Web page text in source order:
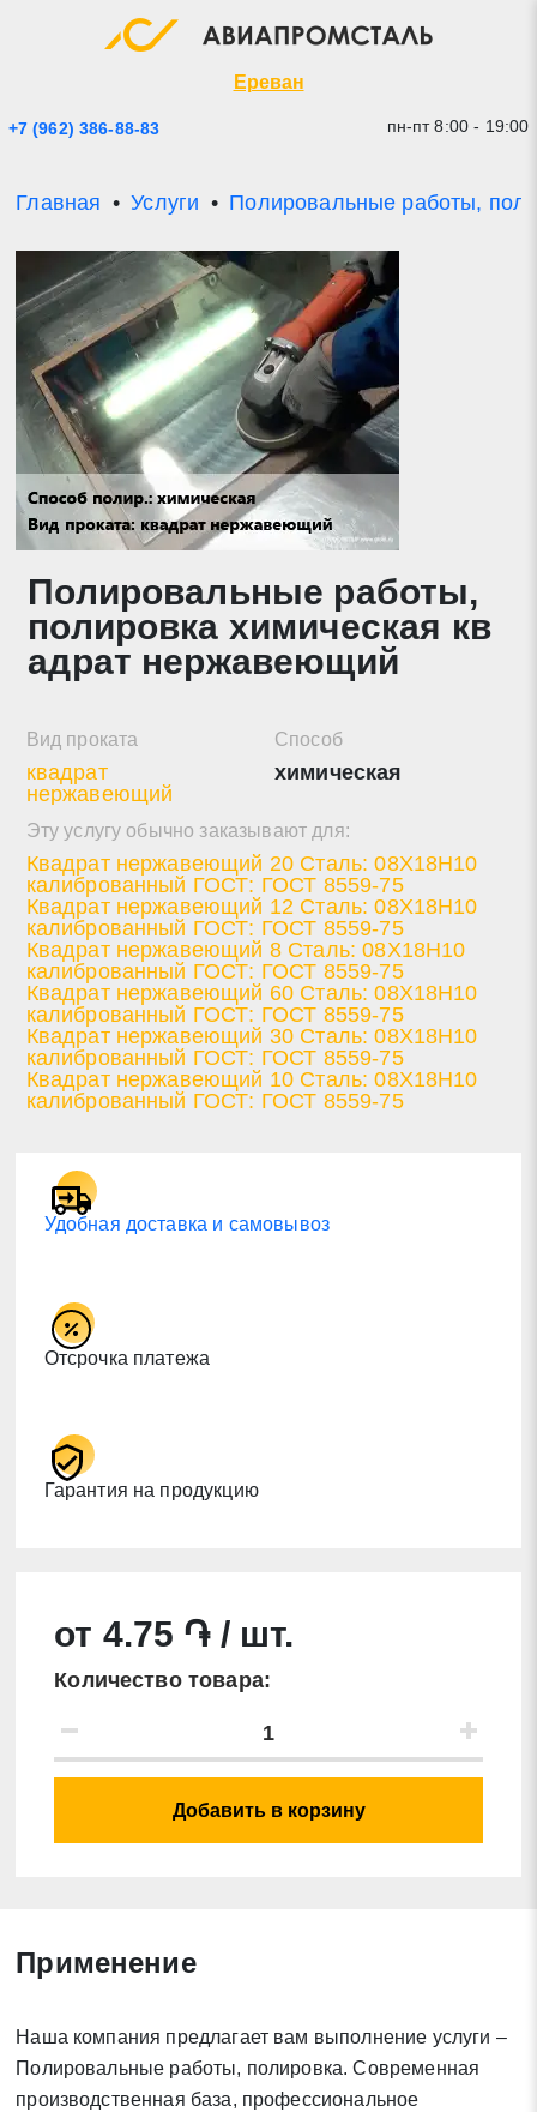
Ереван
+7 (962) 386-88-83 пн-пт 8:00 - 19:00
Главная Услуги Полировальные работы,
Полировальные работы,
полировка химическая кв
адрат нержавеющий
Вид проката
квадрат
нержавеющий
Способ
химическая
Эту услугу обычно заказывают для:
Квадрат нержавеющий 20 Сталь: 08Х18Н10
калиброванный ГОСТ: ГОСТ 8559-75
Квадрат нержавеющий 12 Сталь: 08Х18Н10
калиброванный ГОСТ: ГОСТ 8559-75
Квадрат нержавеющий 8 Сталь: 08Х18Н10
калиброванный ГОСТ: ГОСТ 8559-75
Квадрат нержавеющий 60 Сталь: 08Х18Н10
калиброванный ГОСТ: ГОСТ 8559-75
Квадрат нержавеющий 30 Сталь: 08Х18Н10
калиброванный ГОСТ: ГОСТ 8559-75
Квадрат нержавеющий 10 Сталь: 08Х18Н10
калиброванный ГОСТ: ГОСТ 8559-75
Удобная доставка и самовывоз
Отсрочка платежа
Гарантия на продукцию
от 4.75 ֏ / шт.
Количество товара:
Добавить в корзину
Применение
Наша компания предлагает вам выполнение услуги –
Полировальные работы, полировка. Современная
производственная база, профессиональное
Экспресс заявка
* - обязательные поля для заполнения
Прикрепить файл (до 20 mb)
Отправить заявку
Нажимая на кнопку «Отправить заявку» Вы даете
согласие на обработку своих персональных данных в
соответствии со статьей 9 Федерального закона от 27
июля 2006 г. N 152-ФЗ «О персональных данных», а
средством e-mail или СМС